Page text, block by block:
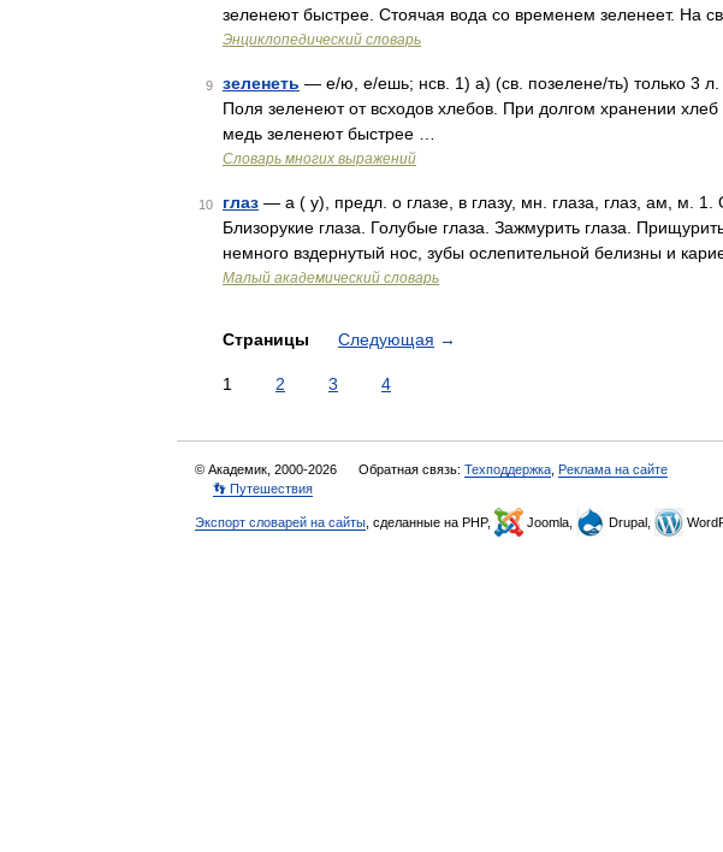
зеленеют быстрее. Стоячая вода со временем зеленеет. На
Энциклопедический словарь
9 зеленеть — е/ю, е/ешь; нсв. 1) а) (св. позелене/ть) только 3 л.
Поля зеленеют от всходов хлебов. При долгом хранении
медь зеленеют быстрее …
Словарь многих выражений
10 глаз — а ( у), предл. о глазе, в глазу, мн. глаза, глаз, ам, м. 1.
Близорукие глаза. Голубые глаза. Зажмурить глаза.
немного вздернутый нос, зубы ослепительной белизны и
Малый академический словарь
Страницы Следующая →
1 2 3 4
© Академик, 2000-2026 Обратная связь: Техподдержка Реклама на сайте
👣 Путешествия
Экспорт словарей на сайты , сделанные на PHP, Joomla, Drupal,